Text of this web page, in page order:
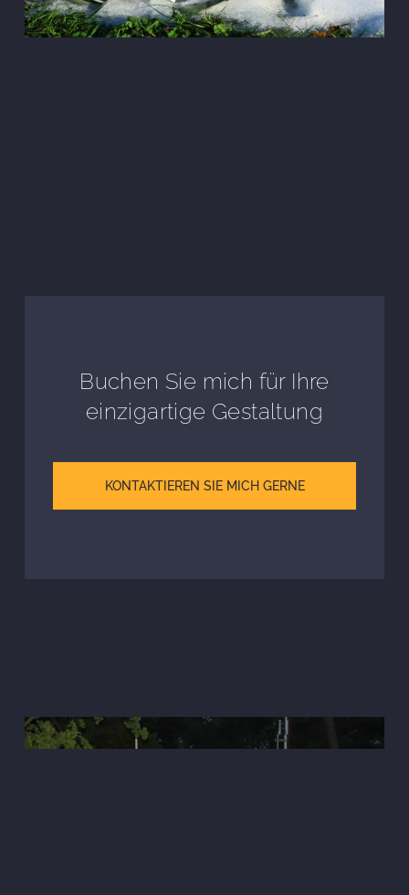
Buchen Sie mich für Ihre
einzigartige Gestaltung
KONTAKTIEREN SIE MICH GERNE